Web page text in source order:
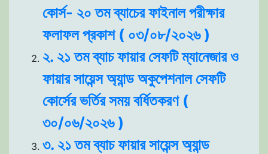
কোর্স- ২০ তম ব্যাচের ফাইনাল পরীক্ষার
ফলাফল প্রকাশ ( ০৩/০৮/২০২৬ )
২. ২১ তম ব্যাচ ফায়ার সেফটি ম্যানেজার ও
ফায়ার সায়েন্স অ্যান্ড অকুপেশনাল সেফটি
কোর্সের ভর্তির সময় বর্ধিতকরণ (
৩০/০৬/২০২৬ )
৩. ২১ তম ব্যাচ ফায়ার সায়েন্স অ্যান্ড